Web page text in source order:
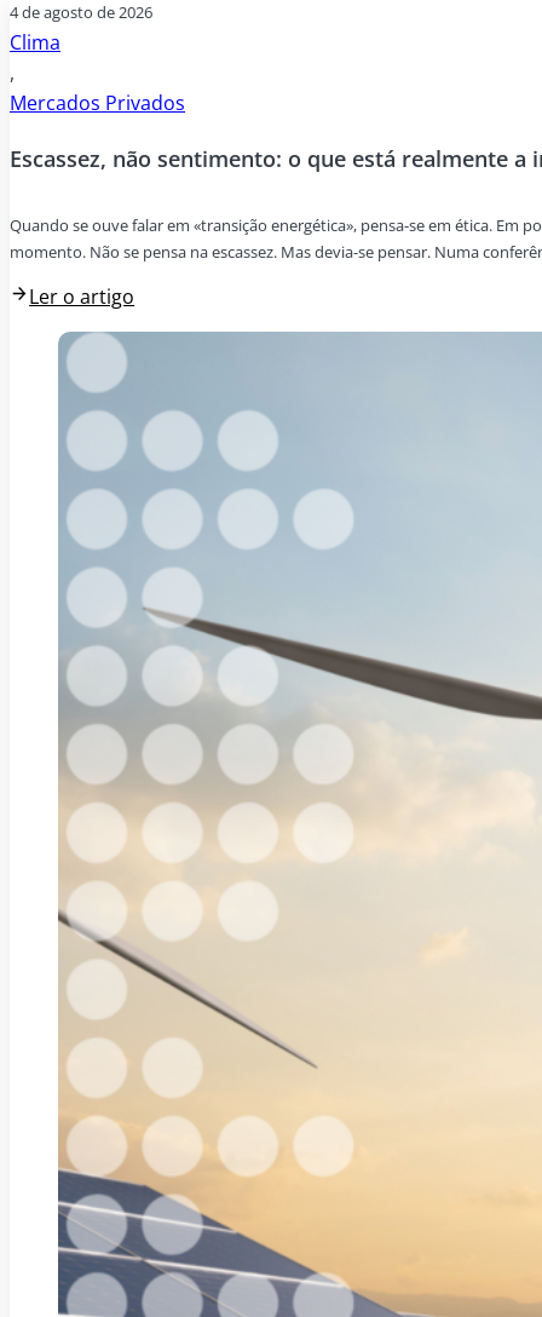
4 de agosto de 2026
Clima
,
Mercados Privados
Escassez, não sentimento: o que está realmente
Quando se ouve falar em «transição energética», pensa-se em ética. Em
momento. Não se pensa na escassez. Mas devia-se pensar. Numa
Ler o artigo